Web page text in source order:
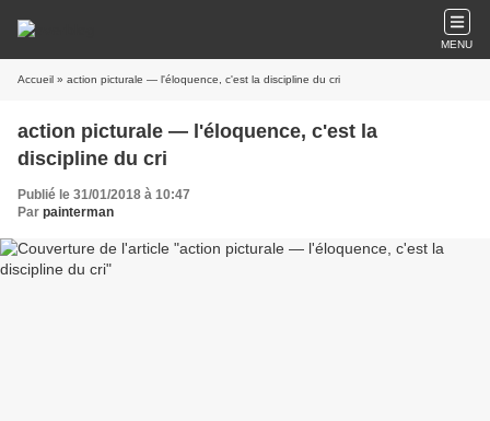
MENU
Accueil » action picturale — l'éloquence, c'est la discipline du cri
action picturale — l'éloquence, c'est la
discipline du cri
Publié le 31/01/2018 à 10:47
Par painterman